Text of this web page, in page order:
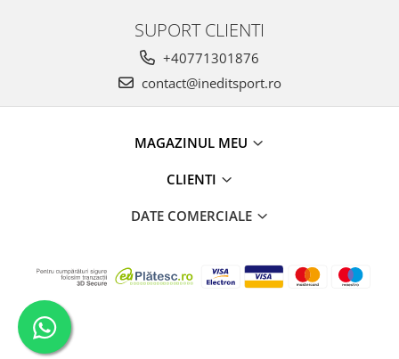
SUPORT CLIENTI
+40771301876
contact@ineditsport.ro
MAGAZINUL MEU
CLIENTI
DATE COMERCIALE